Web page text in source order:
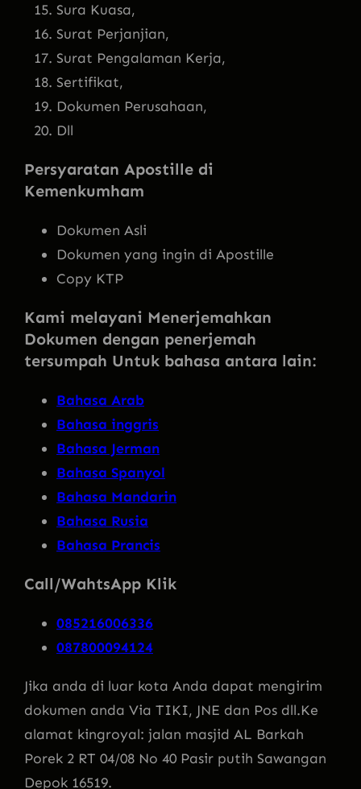
Sura Kuasa,
Surat Perjanjian,
Surat Pengalaman Kerja,
Sertifikat,
Dokumen Perusahaan,
Dll
Persyaratan Apostille di
Kemenkumham
Dokumen Asli
Dokumen yang ingin di Apostille
Copy KTP
Kami melayani Menerjemahkan
Dokumen dengan penerjemah
tersumpah Untuk bahasa antara lain:
Bahasa Arab
Bahasa inggris
Bahasa Jerman
Bahasa Spanyol
Bahasa Mandarin
Bahasa Rusia
Bahasa Prancis
Call/WahtsApp Klik
085216006336
087800094124
Jika anda di luar kota Anda dapat mengirim
dokumen anda Via TIKI, JNE dan Pos dll.Ke
alamat kingroyal: jalan masjid AL Barkah
Porek 2 RT 04/08 No 40 Pasir putih Sawangan
Depok 16519.